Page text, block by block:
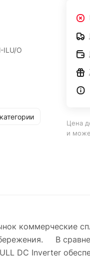
ILU/O
Цена
и
коммерческие
В
DC Inverter